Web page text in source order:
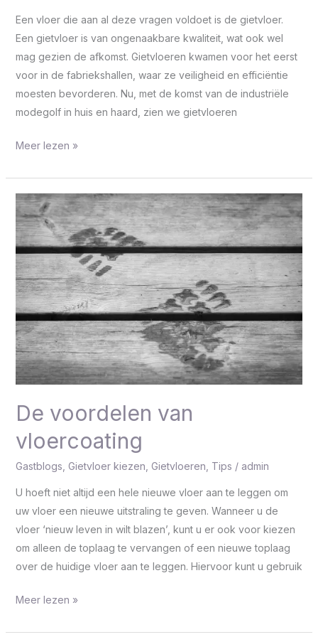
Een vloer die aan al deze vragen voldoet is de gietvloer.
Een gietvloer is van ongenaakbare kwaliteit, wat ook wel
mag gezien de afkomst. Gietvloeren kwamen voor het eerst
voor in de fabriekshallen, waar ze veiligheid en efficiëntie
moesten bevorderen. Nu, met de komst van de industriële
modegolf in huis en haard, zien we gietvloeren
Meer lezen »
De voordelen van
vloercoating
Gastblogs Gietvloer kiezen Gietvloeren Tips / admin
U hoeft niet altijd een hele nieuwe vloer aan te leggen om
uw vloer een nieuwe uitstraling te geven. Wanneer u de
vloer ‘nieuw leven in wilt blazen’, kunt u er ook voor kiezen
om alleen de toplaag te vervangen of een nieuwe toplaag
over de huidige vloer aan te leggen. Hiervoor kunt u gebruik
De
voordelen
van
vloercoating
Meer lezen »